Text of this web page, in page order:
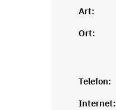
Art:
Ort:
Telefon:
Internet: